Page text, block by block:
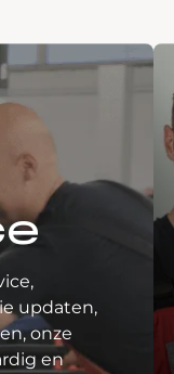
updaten,
onze
en